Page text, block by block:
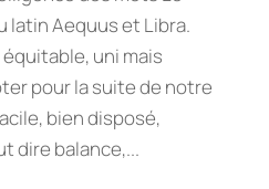
latin Aequus et Libra.
uni mais
pour la suite de notre
bien disposé,
dire balance,...